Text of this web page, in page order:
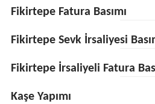
Fikirtepe Fatura Basımı
Fikirtepe Sevk İrsaliyesi
Fikirtepe İrsaliyeli Fatura
Kaşe Yapımı